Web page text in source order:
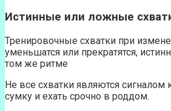
Истинные или ложные
Тренировочные схватки при
уменьшатся или прекратятся,
том же ритме
Не все схватки являются сигналом
сумку и ехать срочно в роддом.